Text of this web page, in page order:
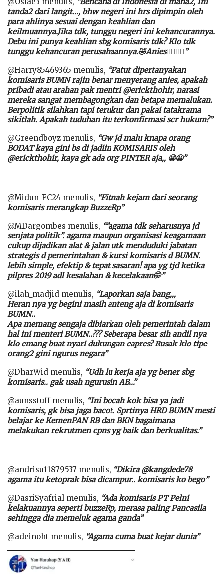
tanda2 dari langit…, bhw negeri ini hrs dipimpin oleh
para ahlinya sesuai dengan keahlian dan
keilmuannya.Jika tdk, tunggu negeri ini kehancurannya.
Debu ini punya keahlian sbg komisaris tdk? Klo tdk
tunggu kehancuran perusahaannya.🤣Anies👍🏻👍🏻”
@Harry85469365 menulis, “Patut dipertanyakan
komisaris BUMN rajin benar menyerang anies, apakah
pribadi atau arahan pak mentri @erickthohir, narasi
mereka sangat membagongkan dan betapa memalukan.
Berpolitik silahkan tapi terukur dan pakai tatakrama
sikitlah. Apakah tuduhan itu terkonfirmasi scr hukum?”
@Greendboyz menulis, “Gw jd malu knapa orang
BODAT kaya gini bs di jadiin KOMISARIS oleh
@erickthohir, kaya gk ada org PINTER aja,, 😬😬”
@Midun_FC24 menulis, “Fitnah kejam dari seorang
komisaris merangkap BuzzeRp”
@MDargombes menulis, “”agama tdk seharusnya jd
senjata politik”. agama maupun organisasi keagamaan
cukup dijadikan alat & jalan utk menduduki jabatan
strategis d pemerintahan & kursi komisaris d BUMN.
lebih simple, efektip & tepat sasaran! apa yg tjd ketika
pilpres 2019 adl kesalahan & kecelakaan🤭”
@ilah_madjid menulis, “Laporkan saja bang,,,
Heran nya yg begini masih anteng aja di komisaris
BUMN..
Apa memang sengaja dibiarkan oleh pemerintah dalam
hal ini menteri BUMN..??? Seberapa besar sih andil nya
klo emang buat nyari dukungan capres? Rusak klo tipe
orang2 gini ngurus negara”
@DharWid menulis, “Udh lu kerja aja yg bener sbg
komisaris.. gak usah ngurusin AB…”
@aunsstuff menulis, “Ini bocah kok bisa ya jadi
komisaris, gk bisa jaga bacot. Sprtinya HRD BUMN mesti
belajar ke KemenPAN RB dan BKN bagaimana
melakukan rekrutmen cpns yg baik dan berkualitas.”
@andrisu11879537 menulis, “Dikira @kangdede78
agama itu ketoprak bisa dicampur.. komisaris ko bego”
@DasriSyafrial menulis, “Ada komisaris PT Pelni
kelakuannya seperti buzzeRp, merasa paling Pancasila
sehingga dia memeluk agama ganda”
@adeinoht menulis, “Agama cuma buat kejar dunia”